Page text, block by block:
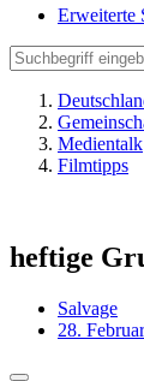
Erweiterte
Medientalk
Filmtipps
heftige
Salvage
28.